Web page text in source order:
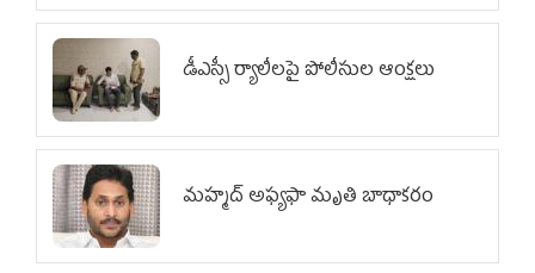
డీఎస్సీ ర్యాలీలపై పోలీసుల ఆంక్షలు
మహ్మద్‌ అఫ్యఫా మృతి బాధాకరం